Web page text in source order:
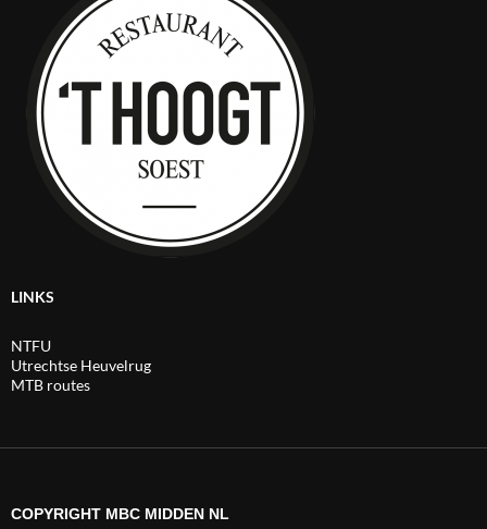
LINKS
NTFU
Utrechtse Heuvelrug
MTB routes
COPYRIGHT MBC MIDDEN NL